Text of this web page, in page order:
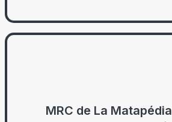
MRC de La Matapédia